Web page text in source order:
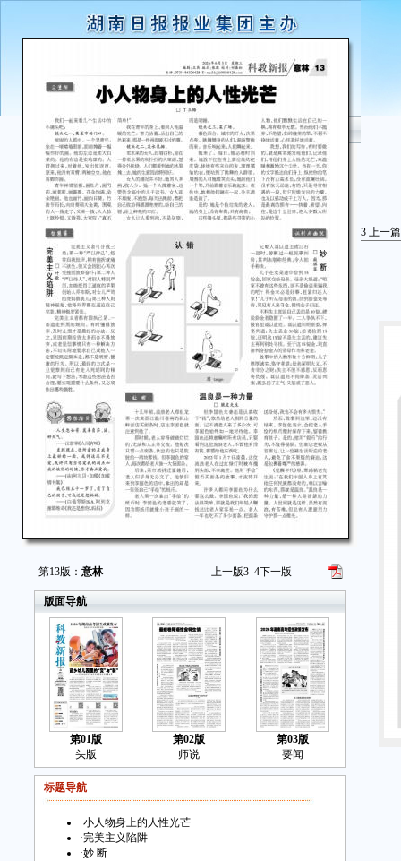
第13版： 意林 上一版3 4下一版
版面导航
第01版
头版
第02版
师说
第03版
要闻
标题导航
·小人物身上的人性光芒
·完美主义陷阱
·妙 断
3 上一篇